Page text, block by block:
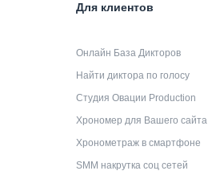
Для клиентов
Онлайн База Дикторов
Найти диктора по голосу
Студия Овации Production
Хрономер для Вашего сайта
Хронометраж в смартфоне
SMM накрутка соц сетей